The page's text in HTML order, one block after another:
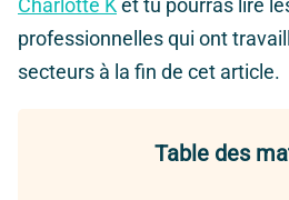
professionnelles qui ont
secteurs à la fin de cet article.
Table des